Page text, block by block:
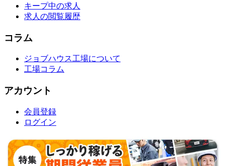
キープ中の求人
求人の閲覧履歴
コラム
ジョブハウス工場について
工場コラム
アカウント
会員登録
ログイン